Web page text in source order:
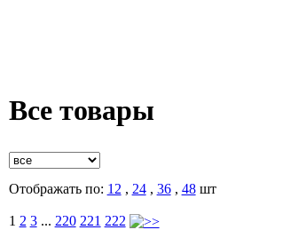
Все товары
Отображать по: 12 , 24, 36, 48шт
1 2 3 ... 220 221 222